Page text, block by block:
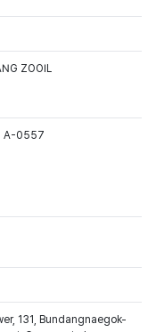
ZOOIL
A-0557
131, Bundangnaegok-